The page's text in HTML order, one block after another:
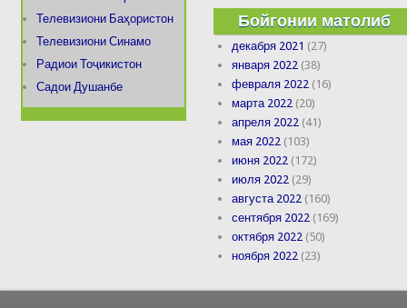
Телевизиони Баҳористон
Телевизиони Синамо
Радиои Тоҷикистон
Садои Душанбе
Бойгонии матолиб
декабря 2021 (27)
января 2022 (38)
февраля 2022 (16)
марта 2022 (20)
апреля 2022 (41)
мая 2022 (103)
июня 2022 (172)
июля 2022 (29)
августа 2022 (160)
сентября 2022 (169)
октября 2022 (50)
ноября 2022 (23)